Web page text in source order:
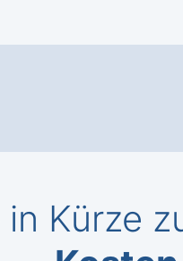
in Kürze